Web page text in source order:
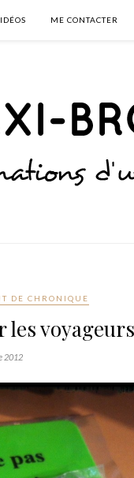
ME CONTACTER
DE CHRONIQUE
les voyageurs
2012